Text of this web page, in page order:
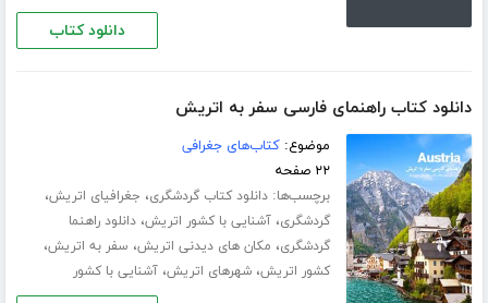
دانلود کتاب
دانلود کتاب راهنمای فارسی سفر به اتریش
موضوع:کتاب‌های جغرافی
۲۲ صفحه
برچسب‌ها:دانلود کتاب گردشگری، جغرافیای اتریش،
گردشگری،آشنایی با کشور اتریش،دانلود راهنما
گردشگری، مکان های دیدنی اتریش، سفر به اتریش،
کشور اتریش،شهرهای اتریش،آشنایی با کشور